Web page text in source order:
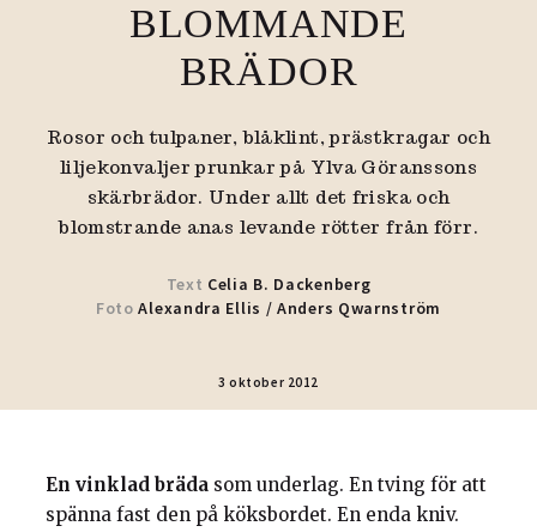
BLOMMANDE
BRÄDOR
Rosor och tulpaner, blåklint, prästkragar och
liljekonvaljer prunkar på Ylva Göranssons
skärbrädor. Under allt det friska och
blomstrande anas levande rötter från förr.
Text Celia B. Dackenberg
FotoAlexandra Ellis /Anders Qwarnström
3 oktober 2012
En vinklad bräda som underlag. En tving för att
spänna fast den på köksbordet. En enda kniv.